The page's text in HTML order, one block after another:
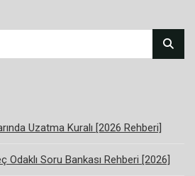
Uzatma Kuralı [2026 Rehberi]
Odaklı Soru Bankası Rehberi [2026]